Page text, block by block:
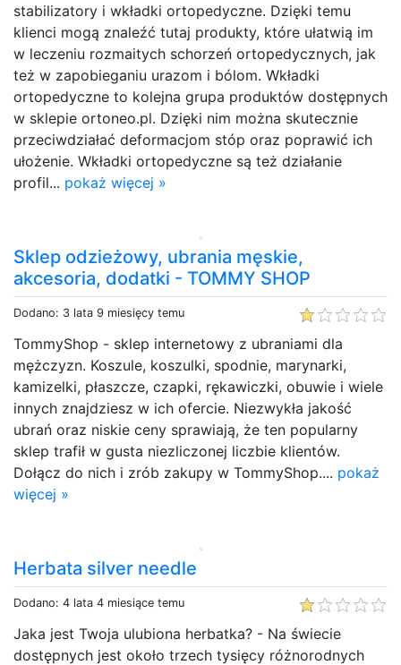
stabilizatory i wkładki ortopedyczne. Dzięki temu
klienci mogą znaleźć tutaj produkty, które ułatwią im
w leczeniu rozmaitych schorzeń ortopedycznych, jak
też w zapobieganiu urazom i bólom. Wkładki
ortopedyczne to kolejna grupa produktów dostępnych
w sklepie ortoneo.pl. Dzięki nim można skutecznie
przeciwdziałać deformacjom stóp oraz poprawić ich
ułożenie. Wkładki ortopedyczne są też działanie
profil... pokaż więcej »
Sklep odzieżowy, ubrania męskie,
akcesoria, dodatki - TOMMY SHOP
Dodano: 3 lata 9 miesięcy temu
TommyShop - sklep internetowy z ubraniami dla
mężczyzn. Koszule, koszulki, spodnie, marynarki,
kamizelki, płaszcze, czapki, rękawiczki, obuwie i wiele
innych znajdziesz w ich ofercie. Niezwykła jakość
ubrań oraz niskie ceny sprawiają, że ten popularny
sklep trafił w gusta niezliczonej liczbie klientów.
Dołącz do nich i zrób zakupy w TommyShop.... pokaż
więcej »
Herbata silver needle
Dodano: 4 lata 4 miesiące temu
Jaka jest Twoja ulubiona herbatka? - Na świecie
dostępnych jest około trzech tysięcy różnorodnych